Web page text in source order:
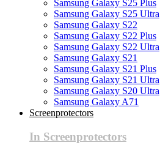
Samsung Galaxy S25 Plus
Samsung Galaxy S25 Ultra
Samsung Galaxy S22
Samsung Galaxy S22 Plus
Samsung Galaxy S22 Ultra
Samsung Galaxy S21
Samsung Galaxy S21 Plus
Samsung Galaxy S21 Ultra
Samsung Galaxy S20 Ultra
Samsung Galaxy A71
Screenprotectors
In Screenprotectors